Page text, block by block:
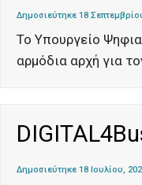
Δημοσιεύτηκε 18
Το Υπουργείο
αρμόδια αρχή για
Δημοσιεύτηκε 18 Ιουλίου,